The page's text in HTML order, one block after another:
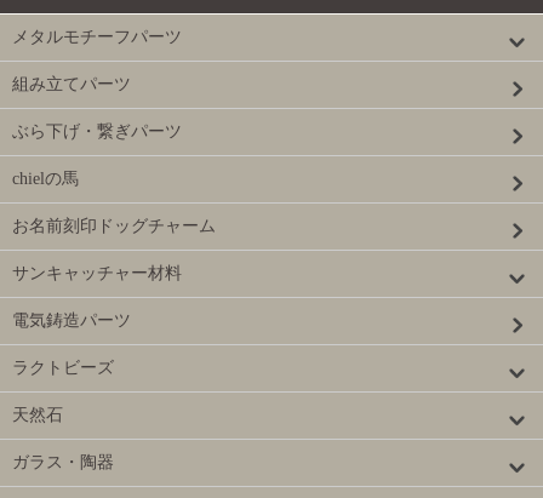
メタルモチーフパーツ
組み立てパーツ
ぶら下げ・繋ぎパーツ
chielの馬
お名前刻印ドッグチャーム
サンキャッチャー材料
電気鋳造パーツ
ラクトビーズ
天然石
ガラス・陶器